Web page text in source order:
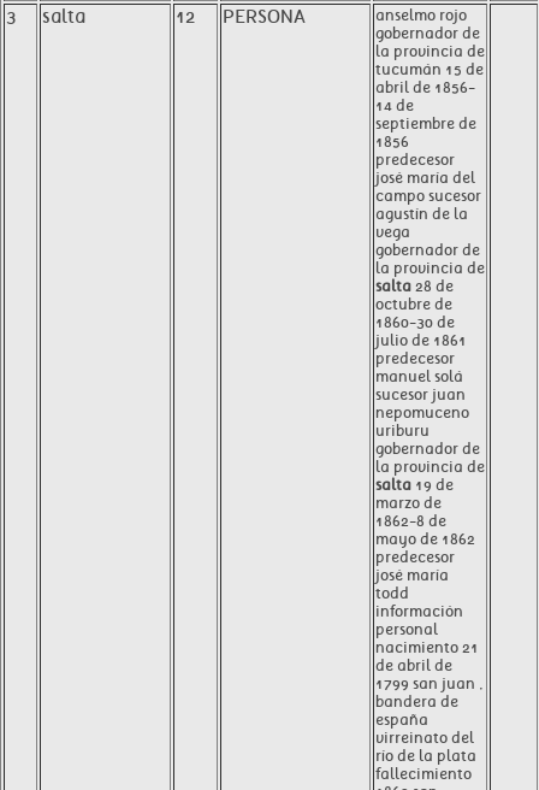
3 salta 12 PERSONA
anselmo rojo
gobernador de
la provincia de
tucumán 15 de
abril de 1856-
14 de
septiembre de
1856
predecesor
josé maría del
campo sucesor
agustín de la
vega
gobernador de
la provincia de
salta 28 de
octubre de
1860-30 de
julio de 1861
predecesor
manuel solá
sucesor juan
nepomuceno
uriburu
gobernador de
la provincia de
salta 19 de
marzo de
1862-8 de
mayo de 1862
predecesor
josé maría
todd
información
personal
nacimiento 21
de abril de
1799 san juan ,
bandera de
españa
virreinato del
río de la plata
fallecimiento